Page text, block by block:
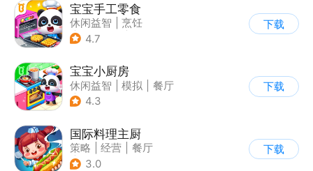
宝宝手工零食
休闲益智
烹饪
| 宝宝巴士
4.7
下载
宝宝小厨房
休闲益智 模拟
餐厅
| 宝宝巴士
4.3
下载
国际料理主厨
策略 经营
餐厅
| 学习教育
3.0
下载